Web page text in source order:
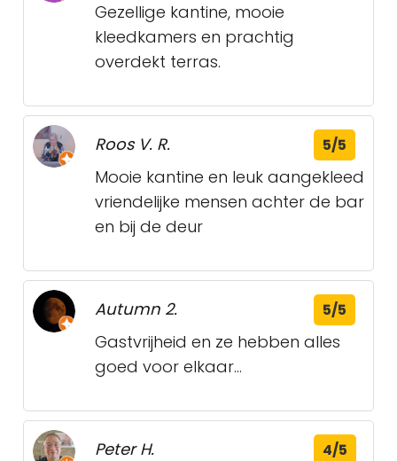
Gezellige kantine, mooie
kleedkamers en prachtig
overdekt terras.
Roos V. R. 5/5
Mooie kantine en leuk aangekleed
vriendelijke mensen achter de bar
en bij de deur
Autumn 2. 5/5
Gastvrijheid en ze hebben alles
goed voor elkaar...
Peter H. 4/5